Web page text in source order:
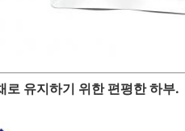
로 유지하기 위한 편평한 하부.